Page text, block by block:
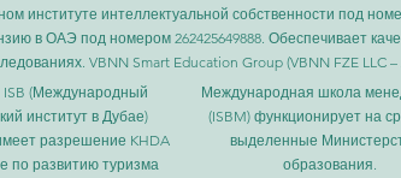
институте интеллектуальной собственности под
в ОАЭ под номером 262425649888. Обеспечивает
VBNN Smart Education Group (VBNN FZE
(Международный
институт в Дубае)
разрешение KHDA
по развитию туризма
Международная школа
(ISBM) функционирует на
выделенные
образования.